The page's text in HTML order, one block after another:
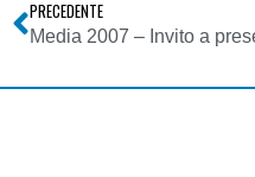
PRECEDENTE
Media 2007 – Invito a